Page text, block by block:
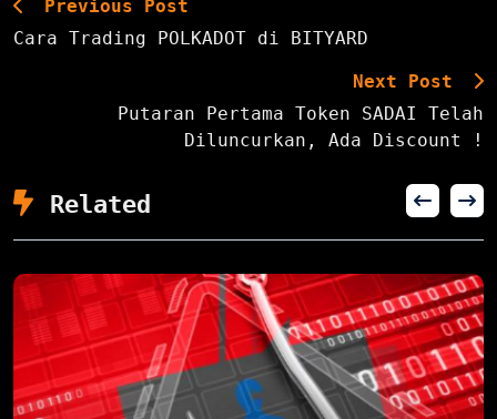
Previous Post
Cara Trading POLKADOT di BITYARD
Next Post
Putaran Pertama Token SADAI Telah
Diluncurkan, Ada Discount !
Related